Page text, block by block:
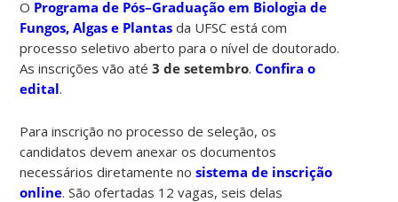
O Programa de Pós–Graduação em Biologia de
Fungos, Algas e Plantas da UFSC está com
processo seletivo aberto para o nível de doutorado.
As inscrições vão até3 de setembro.Confira o
edital.
Para inscrição no processo de seleção, os
candidatos devem anexar os documentos
necessários diretamente nosistema de inscrição
online. São ofertadas 12 vagas, seis delas